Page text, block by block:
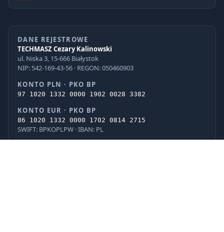
DANE REJESTROWE
TECHMASZ Cezary Kalinowski
ul. Niska 3, 15-666 Białystok
NIP: 542-169-43-56 · REGON: 050460903
KONTO PLN · PKO BP
97 1020 1332 0000 1902 0028 3382
KONTO EUR · PKO BP
86 1020 1332 0000 1702 0814 2715
SWIFT: BPKOPLPW · IBAN: PL